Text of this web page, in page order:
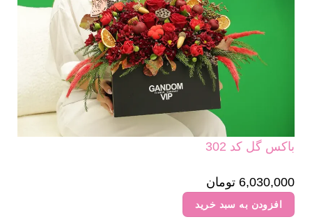
باکس گل کد 302
6,030,000 تومان
افزودن به سبد خرید